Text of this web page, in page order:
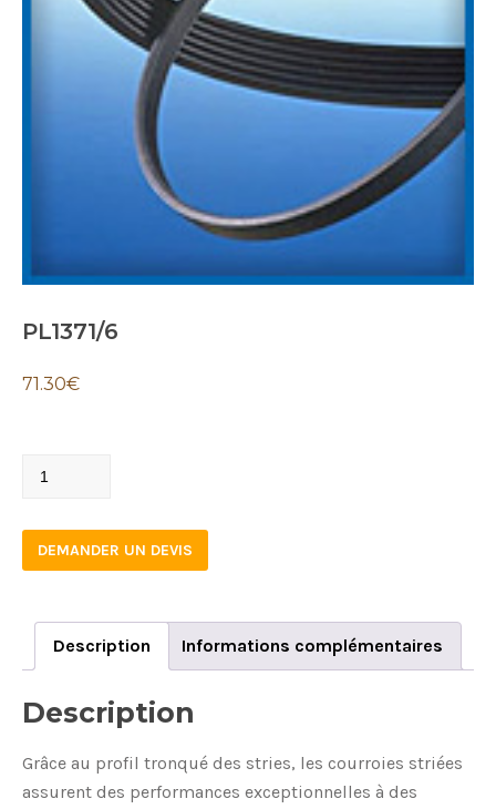
PL1371/6
71.30€
PL1371/6
DEMANDER UN DEVIS
Description Informations complémentaires
Description
Grâce au profil tronqué des stries, les courroies striées
assurent des performances exceptionnelles à des